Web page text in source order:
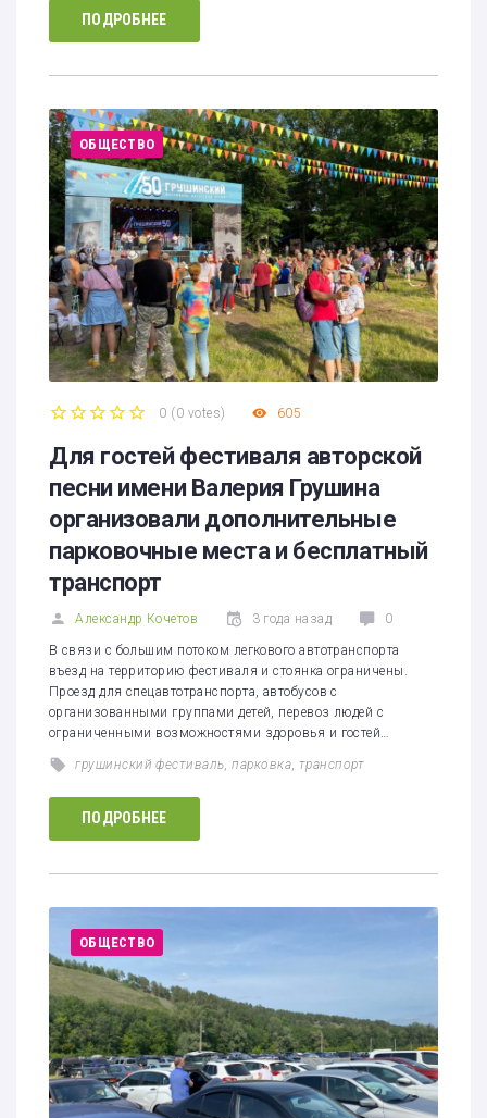
ПОДРОБНЕЕ
ОБЩЕСТВО
0 ( 0 votes) 605
Для гостей фестиваля авторской
песни имени Валерия Грушина
организовали дополнительные
парковочные места и бесплатный
транспорт
Александр Кочетов 3 года назад 0
В связи с большим потоком легкового автотранспорта
въезд на территорию фестиваля и стоянка ограничены.
Проезд для спецавтотранспорта, автобусов с
организованными группами детей, перевоз людей с
ограниченными возможностями здоровья и гостей…
грушинский фестиваль,парковка, транспорт
ПОДРОБНЕЕ
ОБЩЕСТВО